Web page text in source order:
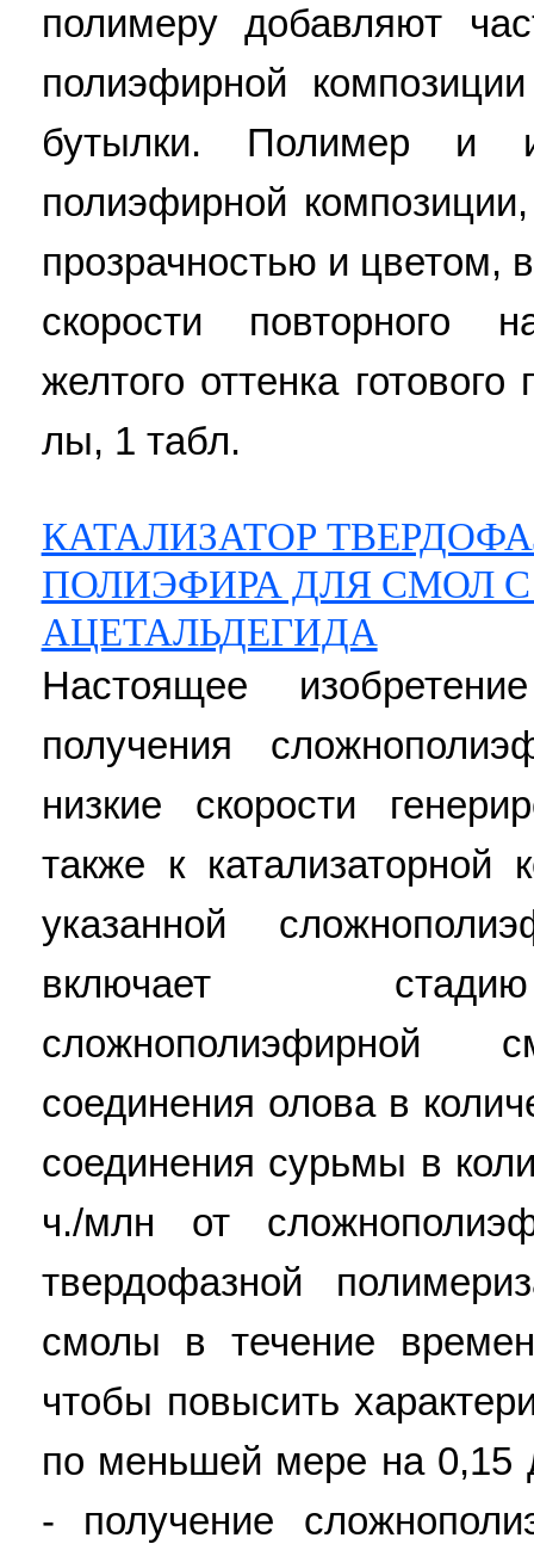
полимеру добавляют
полиэфирной
бутылки. Полимер и
полиэфирной
прозрачностью и цветом,
скорости повторного
желтого оттенка
лы, 1 табл.
КАТАЛИЗАТОР
ПОЛИЭФИРА ДЛЯ СМОЛ
АЦЕТАЛЬДЕГИДА
Настоящее
получения
низкие скорости
также к катализаторной
указанной
включает
соединения олова в
соединения сурьмы в
ч./млн от
твердофазной
смолы в течение
чтобы повысить
по меньшей мере на 0,15
- получение